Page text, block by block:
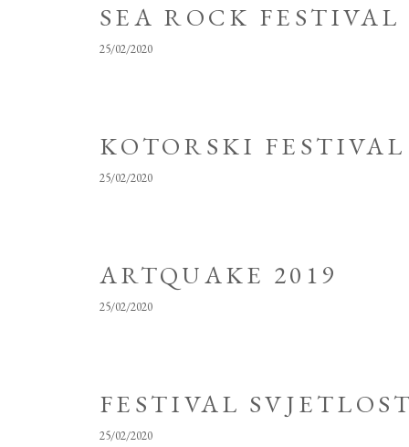
SEA ROCK FESTIVAL
25/02/2020
KOTORSKI
25/02/2020
ARTQUAKE 2019
25/02/2020
FESTIVAL
25/02/2020